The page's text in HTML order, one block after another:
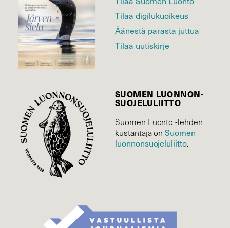
Tilaa digilukuoikeus
Äänestä parasta juttua
Tilaa uutiskirje
SUOMEN LUONNON­
SUOJELU­LIITTO
Suomen Luonto -lehden
kustantaja onSuomen
luonnonsuojelu­liitto.